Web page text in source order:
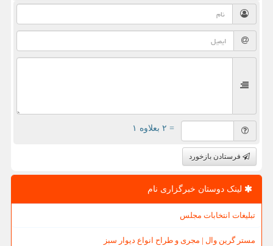
= ۲ بعلاوه ۱
فرستادن بازخورد
لینک دوستان خبرگزاری نام
تبلیغات انتخابات مجلس
مستر گرین وال | مجری و طراح انواع دیوار سبز